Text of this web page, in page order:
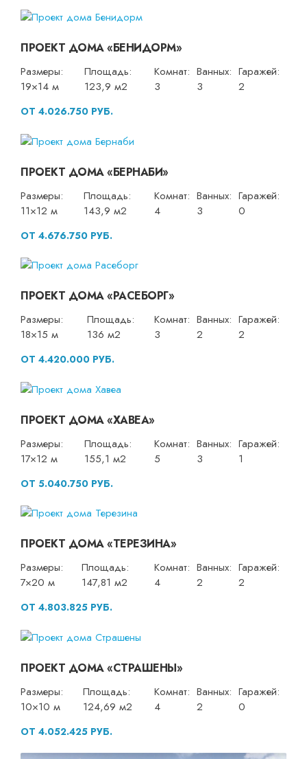
ПРОЕКТ ДОМА «БЕНИДОРМ»
Размеры:
19×14 м
Площадь:
123,9 м2
Комнат:
3
Ванных:
3
Гаражей:
2
ОТ 4.026.750 РУБ.
ПРОЕКТ ДОМА «БЕРНАБИ»
Размеры:
11×12 м
Площадь:
143,9 м2
Комнат:
4
Ванных:
3
Гаражей:
0
ОТ 4.676.750 РУБ.
ПРОЕКТ ДОМА «РАСЕБОРГ»
Размеры:
18×15 м
Площадь:
136 м2
Комнат:
3
Ванных:
2
Гаражей:
2
ОТ 4.420.000 РУБ.
ПРОЕКТ ДОМА «ХАВЕА»
Размеры:
17×12 м
Площадь:
155,1 м2
Комнат:
5
Ванных:
3
Гаражей:
1
ОТ 5.040.750 РУБ.
ПРОЕКТ ДОМА «ТЕРЕЗИНА»
Размеры:
7×20 м
Площадь:
147,81 м2
Комнат:
4
Ванных:
2
Гаражей:
2
ОТ 4.803.825 РУБ.
ПРОЕКТ ДОМА «СТРАШЕНЫ»
Размеры:
10×10 м
Площадь:
124,69 м2
Комнат:
4
Ванных:
2
Гаражей:
0
ОТ 4.052.425 РУБ.